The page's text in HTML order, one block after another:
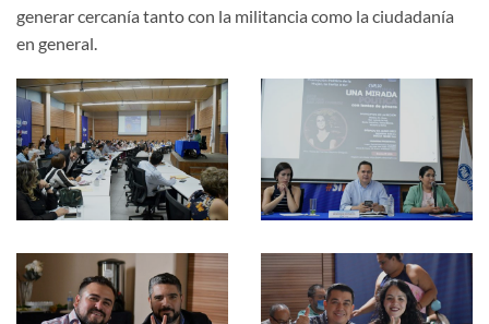
generar cercanía tanto con la militancia como la ciudadanía
en general.